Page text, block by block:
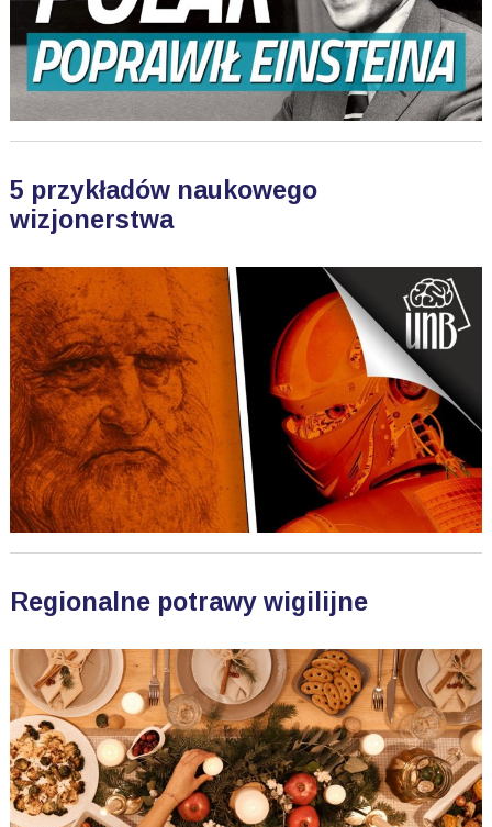
5 przykładów naukowego
wizjonerstwa
Regionalne potrawy wigilijne